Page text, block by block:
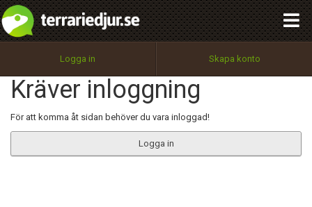
Logga in Skapa konto
Kräver inloggning
För att komma åt sidan behöver du vara inloggad!
Logga in
Utför
100%
OK
integritetspolicy
Namn:
Epost:
Begär nytt lösenord
Tillbaka till förstasidan